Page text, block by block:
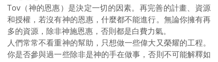
Tov（神的恩惠）是決定一切的因素。再完善的計畫、資源
和授權，若沒有神的恩惠，什麼都不能進行。無論你擁有再
多的資源，除非神施恩惠，否則都是白費力氣。
人們常常不看重神的幫助，只想做一些偉大又榮耀的工程。
你是否參與過一些除非是神的手在做事，否則不可能解釋如